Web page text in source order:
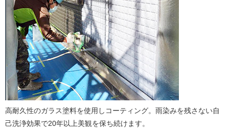
高耐久性のガラス塗料を使用しコーティング。雨染みを残さない自
己洗浄効果で20年以上美観を保ち続けます。